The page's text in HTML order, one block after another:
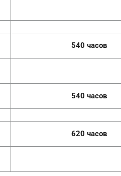
540 часов
540 часов
620 часов